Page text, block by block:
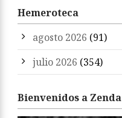
Hemeroteca
agosto 2026 (91)
julio 2026 (354)
Bienvenidos a Zenda